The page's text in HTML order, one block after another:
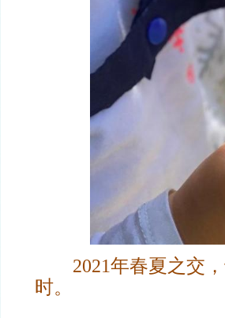
2021年春夏之交
时。